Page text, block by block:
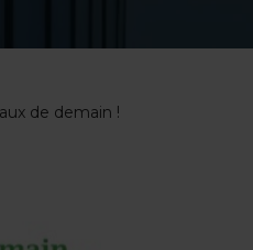
de demain !